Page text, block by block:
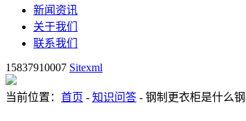
新闻资讯
关于我们
联系我们
15837910007 Sitexml
当前位置： 首页 - 知识问答 - 钢制更衣柜是什么钢